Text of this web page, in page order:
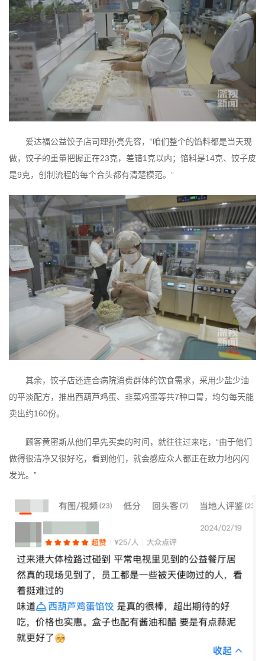
爱达福公益饺子店司理孙亮先容，“咱们整个的馅料都是当天现
做，饺子的重量把握正在23克，差错1克以内；馅料是14克、饺子皮
是9克，创制流程的每个合头都有清楚模范。”
其余，饺子店还连合病院消费群体的饮食需求，采用少盐少油
的平淡配方，推出西葫芦鸡蛋、韭菜鸡蛋等共7种口胃，均匀每天能
卖出约160份。
顾客黄密斯从他们早先买卖的时间，就往往过来吃，“由于他们
做得很洁净又很好吃，看到他们，就会感应众人都正在致力地闪闪
发光。”